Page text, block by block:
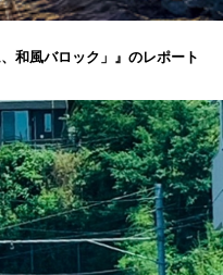
和風バロック」』のレポート